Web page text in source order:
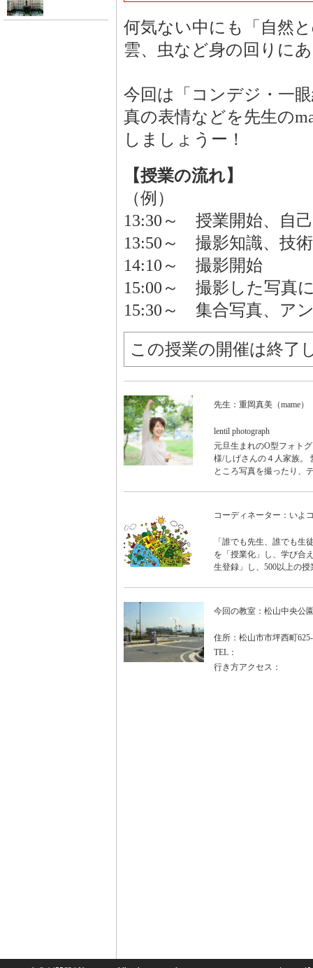
何気ない中にも「自然
雲、虫など身の回りに
今回は「コンデジ・一
真の表情などを先生の
しましょうー！
【授業の流れ】
（例）
13:30～ 授業開始、自
13:50～ 撮影知識、技
14:10～ 撮影開始
15:00～ 撮影した写真
15:30～ 集合写真、ア
この授業の開催は終了
先生：重岡真美（mame）
lentil photograph
元旦生まれのO型フォト
様/しげさんの４人家族。
ところ写真を撮ったり、
コーディネーター：いよ
「誰でも先生、誰でも
を「授業化」し、学び合
生登録」し、500以上の
今回の教室：松山中央公
住所：松山市市坪西町
TEL：
行き方アクセス：